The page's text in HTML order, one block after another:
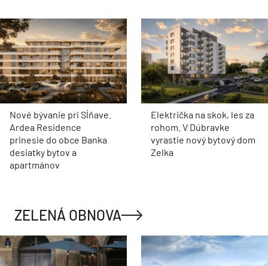
Nové bývanie pri Sĺňave.
Ardea Residence
prinesie do obce Banka
desiatky bytov a
apartmánov
Električka na skok, les za
rohom. V Dúbravke
vyrastie nový bytový dom
Zelka
ZELENÁ OBNOVA